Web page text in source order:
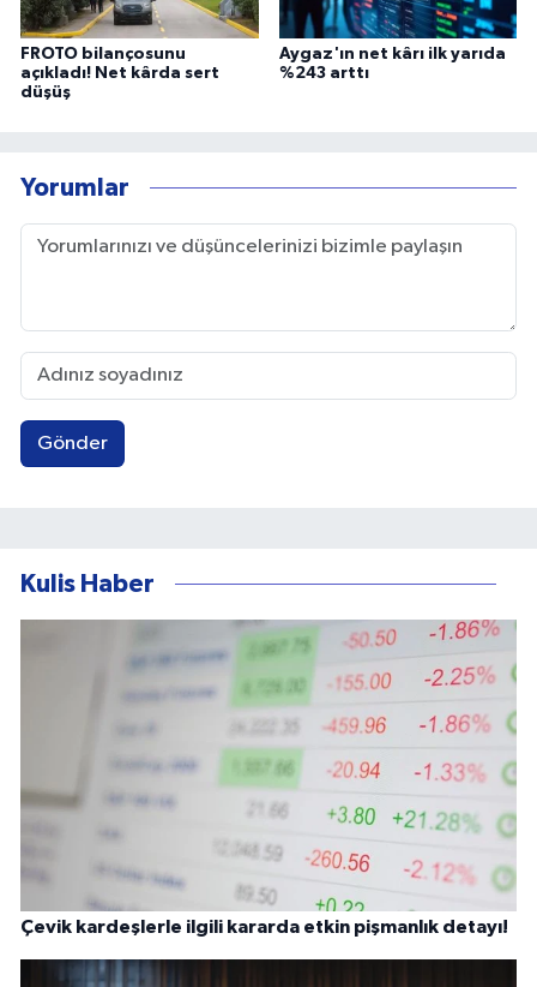
FROTO bilançosunu
açıkladı! Net kârda sert
düşüş
Aygaz'ın net kârı ilk yarıda
%243 arttı
Yorumlar
Gönder
Kulis Haber
Çevik kardeşlerle ilgili kararda etkin pişmanlık detayı!